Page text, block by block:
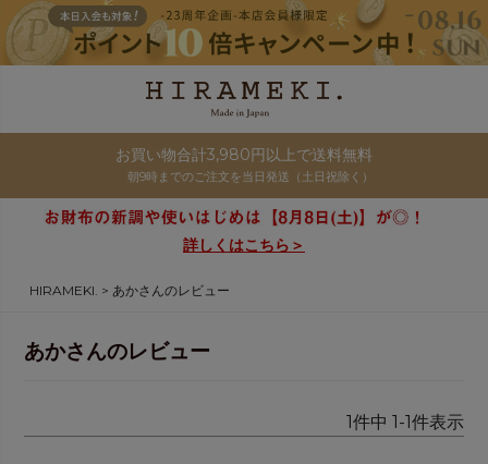
お買い物合計3,980円以上で送料無料
朝9時までのご注文を当日発送（土日祝除く）
詳しくはこちら＞
HIRAMEKI. あかさんのレビュー
あかさんのレビュー
1件中 1 -1件表示